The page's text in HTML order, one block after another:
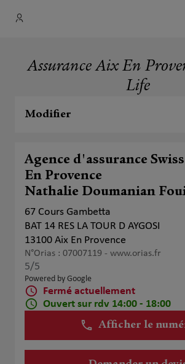
Assurance Aix En
Life
Modifier
Agence d'assurance
En Provence
Nathalie Doumanian
67 Cours Gambetta
BAT 14 RES LA TOUR D AYGOSI
13100 Aix En Provence
N°Orias : 07007119 - www.orias.fr
5/5
Powered by Google
Fermé actuellement
Ouvert sur rdv 14:00 - 18:00
Afficher le